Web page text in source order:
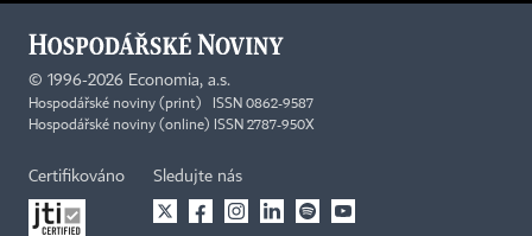
© 1996-2026 Economia, a.s.
Hospodářské noviny (print) ISSN 0862-9587
Hospodářské noviny (online) ISSN 2787-950X
Certifikováno Sledujte nás